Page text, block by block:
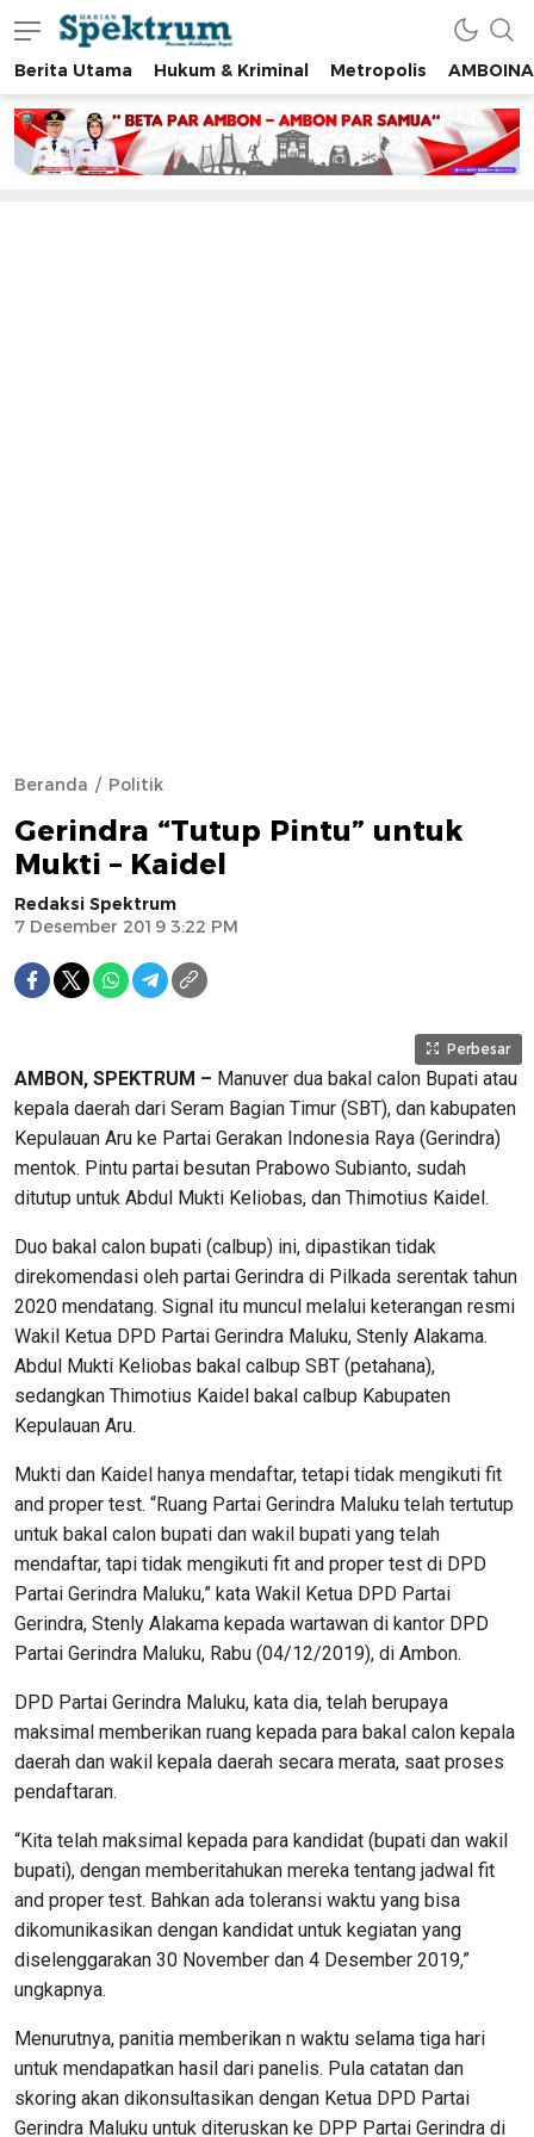
spektrumonline.com
Berita Utama Hukum & Kriminal Metropolis AMBOINA
Beranda Politik
Gerindra “Tutup Pintu” untuk
Mukti – Kaidel
Redaksi Spektrum
7 Desember 2019 3:22 PM
Perbesar
AMBON, SPEKTRUM – Manuver dua bakal calon Bupati atau
kepala daerah dari Seram Bagian Timur (SBT), dan kabupaten
Kepulauan Aru ke Partai Gerakan Indonesia Raya (Gerindra)
mentok. Pintu partai besutan Prabowo Subianto, sudah
ditutup untuk Abdul Mukti Keliobas, dan Thimotius Kaidel.
Duo bakal calon bupati (calbup) ini, dipastikan tidak
direkomendasi oleh partai Gerindra di Pilkada serentak tahun
2020 mendatang. Signal itu muncul melalui keterangan resmi
Wakil Ketua DPD Partai Gerindra Maluku, Stenly Alakama.
Abdul Mukti Keliobas bakal calbup SBT (petahana),
sedangkan Thimotius Kaidel bakal calbup Kabupaten
Kepulauan Aru.
Mukti dan Kaidel hanya mendaftar, tetapi tidak mengikuti fit
and proper test. “Ruang Partai Gerindra Maluku telah tertutup
untuk bakal calon bupati dan wakil bupati yang telah
mendaftar, tapi tidak mengikuti fit and proper test di DPD
Partai Gerindra Maluku,” kata Wakil Ketua DPD Partai
Gerindra, Stenly Alakama kepada wartawan di kantor DPD
Partai Gerindra Maluku, Rabu (04/12/2019), di Ambon.
DPD Partai Gerindra Maluku, kata dia, telah berupaya
maksimal memberikan ruang kepada para bakal calon kepala
daerah dan wakil kepala daerah secara merata, saat proses
pendaftaran.
“Kita telah maksimal kepada para kandidat (bupati dan wakil
bupati), dengan memberitahukan mereka tentang jadwal fit
and proper test. Bahkan ada toleransi waktu yang bisa
dikomunikasikan dengan kandidat untuk kegiatan yang
diselenggarakan 30 November dan 4 Desember 2019,”
ungkapnya.
Menurutnya, panitia memberikan n waktu selama tiga hari
untuk mendapatkan hasil dari panelis. Pula catatan dan
skoring akan dikonsultasikan dengan Ketua DPD Partai
Gerindra Maluku untuk diteruskan ke DPP Partai Gerindra di